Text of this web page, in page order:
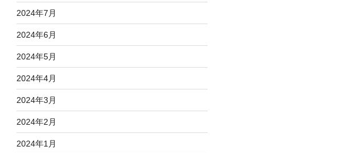
2024年7月
2024年6月
2024年5月
2024年4月
2024年3月
2024年2月
2024年1月